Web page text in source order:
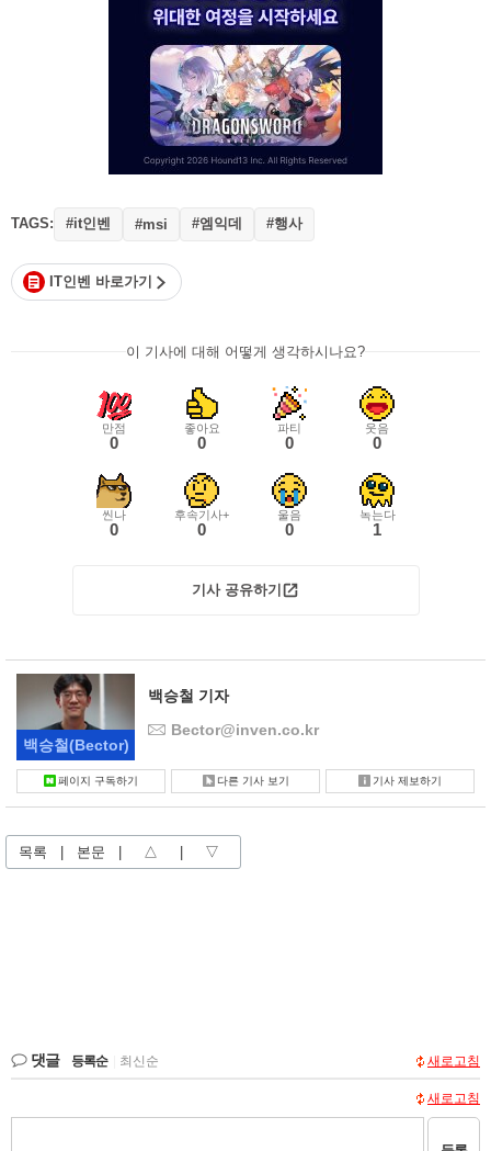
TAGS: #it인벤 #msi #엠익데 #행사
IT인벤 바로가기
이 기사에 대해 어떻게 생각하시나요?
만점
0
좋아요
0
파티
0
웃음
0
씬나
0
후속기사+
0
울음
0
녹는다
1
기사 공유하기
백승철(Bector)
백승철 기자
Bector@inven.co.kr
페이지 구독하기 다른 기사 보기 기사 제보하기
목록 본문 △ ▽
댓글 등록순 최신순 새로고침
새로고침